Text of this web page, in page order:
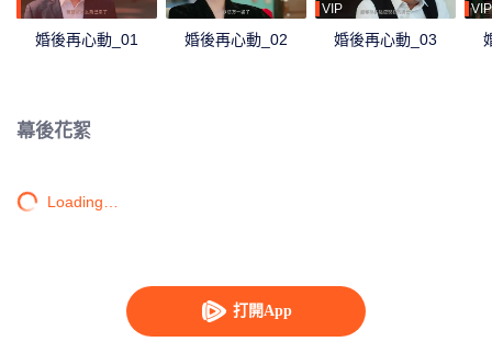
打開App
婚後再心動_01 婚後再心動_02
VIP
婚後再心動_03
VIP
幕後花絮
Loading…